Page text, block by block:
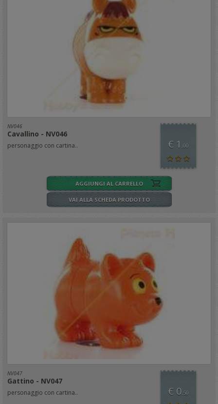
NV046
Cavallino - NV046
personaggio con cartina.. € 1 ,00
AGGIUNGI AL CARRELLO
VAI ALLA SCHEDA PRODOTTO
NV047
Gattino - NV047
personaggio con cartina.. € 0,50